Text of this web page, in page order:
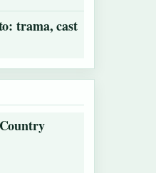
trama, cast